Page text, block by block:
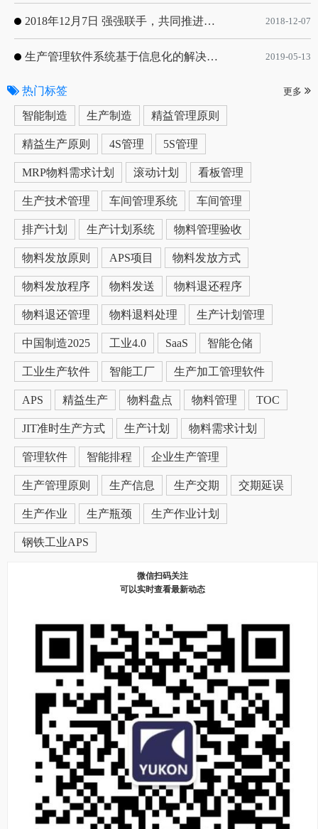
2018年12月7日 强强联手，共同推进电子器件领域APS应用典范 风华高科生产自动化工业互联网应用项目-APS项目启动会 2018-12-07
生产管理软件系统基于信息化的解决方案 2019-05-13
热门标签 更多
智能制造 生产制造 精益管理原则
精益生产原则 4S管理 5S管理
MRP物料需求计划 滚动计划 看板管理
生产技术管理 车间管理系统 车间管理
排产计划 生产计划系统 物料管理验收
物料发放原则 APS项目 物料发放方式
物料发放程序 物料发送 物料退还程序
物料退还管理 物料退料处理 生产计划管理
中国制造2025 工业4.0 SaaS 智能仓储
工业生产软件 智能工厂 生产加工管理软件
APS 精益生产 物料盘点 物料管理 TOC
JIT准时生产方式 生产计划 物料需求计划
管理软件 智能排程 企业生产管理
生产管理原则 生产信息 生产交期 交期延误
生产作业 生产瓶颈 生产作业计划
钢铁工业APS
微信扫码关注
可以实时查看最新动态